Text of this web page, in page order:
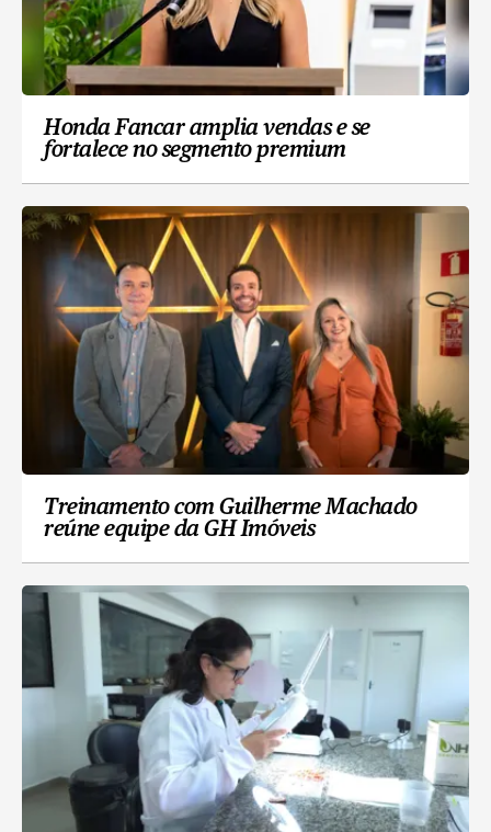
Honda Fancar amplia vendas e se
fortalece no segmento premium
Treinamento com Guilherme Machado
reúne equipe da GH Imóveis